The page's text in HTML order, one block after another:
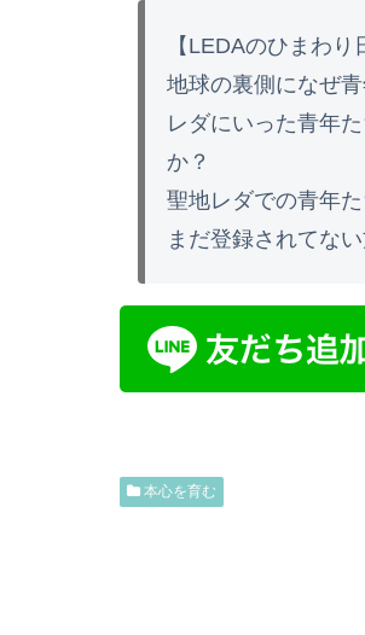
【LEDAのひまわり
地球の裏側になぜ
レダにいった青年
か？
聖地レダでの青年
まだ登録されてな
本心を育む